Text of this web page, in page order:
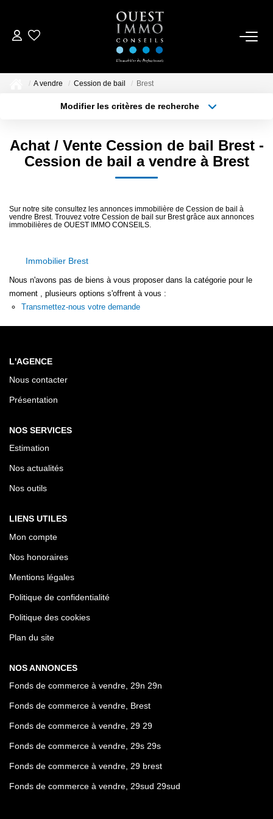
ACCUEIL
CONTACTEZ-NOUS
A vendre Cession de bail Brest
Modifier les critères de recherche
Surface min Budget max
Achat / Vente Cession de bail Brest -
Cession de bail a vendre à Brest
Sur notre site consultez les annonces immobilière de Cession de bail à
vendre Brest. Trouvez votre Cession de bail sur Brest grâce aux annonces
immobilières de OUEST IMMO CONSEILS.
Immobilier Brest
Nous n'avons pas de biens à vous proposer dans la catégorie pour le
moment , plusieurs options s'offrent à vous :
Transmettez-nous votre demande
L'AGENCE
Nous contacter
Présentation
NOS SERVICES
Estimation
Nos actualités
Nos outils
LIENS UTILES
Mon compte
Nos honoraires
Mentions légales
Politique de confidentialité
Politique des cookies
Plan du site
NOS ANNONCES
Fonds de commerce à vendre, 29n 29n
Fonds de commerce à vendre, Brest
Fonds de commerce à vendre, 29 29
Fonds de commerce à vendre, 29s 29s
Fonds de commerce à vendre, 29 brest
Fonds de commerce à vendre, 29sud 29sud